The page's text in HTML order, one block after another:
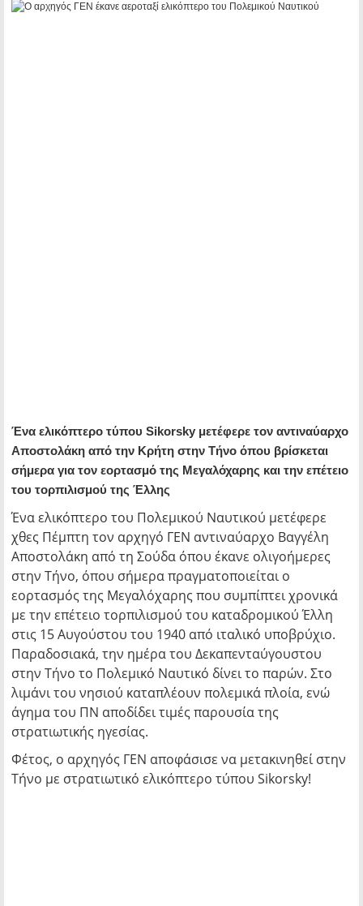
Ένα ελικόπτερο τύπου Sikorsky μετέφερε τον αντιναύαρχο
Αποστολάκη από την Κρήτη στην Τήνο όπου βρίσκεται
σήμερα για τον εορτασμό της Μεγαλόχαρης και την επέτειο
του τορπιλισμού της Έλλης
Ένα ελικόπτερο του Πολεμικού Ναυτικού μετέφερε
χθες Πέμπτη τον αρχηγό ΓΕΝ αντιναύαρχο Βαγγέλη
Αποστολάκη από τη Σούδα όπου έκανε ολιγοήμερες
στην Τήνο, όπου σήμερα πραγματοποιείται ο
εορτασμός της Μεγαλόχαρης που συμπίπτει χρονικά
με την επέτειο τορπιλισμού του καταδρομικού Έλλη
στις 15 Αυγούστου του 1940 από ιταλικό υποβρύχιο.
Παραδοσιακά, την ημέρα του Δεκαπενταύγουστου
στην Τήνο το Πολεμικό Ναυτικό δίνει το παρών. Στο
λιμάνι του νησιού καταπλέουν πολεμικά πλοία, ενώ
άγημα του ΠΝ αποδίδει τιμές παρουσία της
στρατιωτικής ηγεσίας.
Φέτος, ο αρχηγός ΓΕΝ αποφάσισε να μετακινηθεί στην
Τήνο με στρατιωτικό ελικόπτερο τύπου Sikorsky!